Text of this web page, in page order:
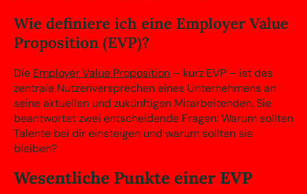
Wie definiere ich eine Employer Value
Proposition (EVP)?
Die Employer Value Proposition – kurz EVP – ist das
zentrale Nutzenversprechen eines Unternehmens an
seine aktuellen und zukünftigen Mitarbeitenden. Sie
beantwortet zwei entscheidende Fragen: Warum sollten
Talente bei dir einsteigen und warum sollten sie
bleiben?
Wesentliche Punkte einer EVP